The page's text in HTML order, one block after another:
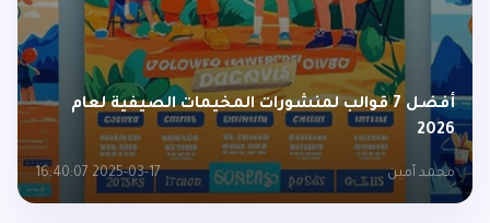
أفضل 7 قوالب لمنشورات المخيمات الصيفية لعام
2026
محمد أمين 2025-03-17 16:40:07